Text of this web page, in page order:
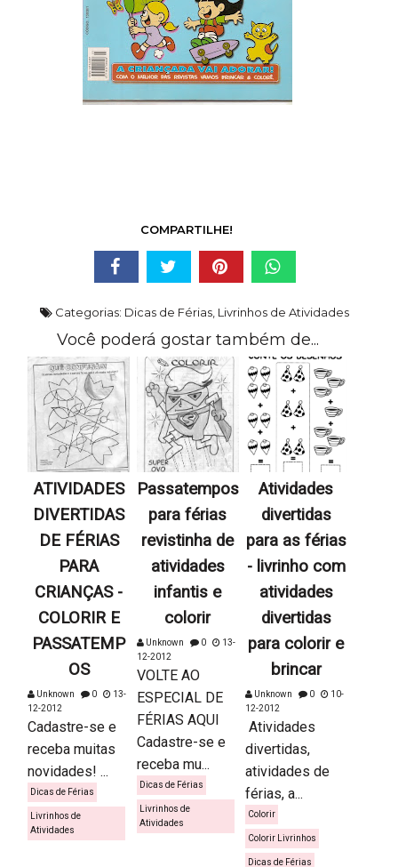
COMPARTILHE!
Categorias: Dicas de Férias Livrinhos de Atividades
Você poderá gostar também de...
ATIVIDADES
DIVERTIDAS
DE FÉRIAS
PARA
CRIANÇAS -
COLORIR E
PASSATEMP
OS
Unknown 0
13-
12-2012
Cadastre-se e
receba muitas
novidades! ...
Dicas de Férias
Livrinhos de
Atividades
Passatempos
para férias
revistinha de
atividades
infantis e
colorir
Unknown 0
13-
12-2012
VOLTE AO
ESPECIAL DE
FÉRIAS AQUI
Cadastre-se e
receba mu...
Dicas de Férias
Livrinhos de
Atividades
Atividades
divertidas
para as férias
- livrinho com
atividades
divertidas
para colorir e
brincar
Unknown 0
10-
12-2012
Atividades
divertidas,
atividades de
férias, a...
Colorir
Colorir Livrinhos
Dicas de Férias